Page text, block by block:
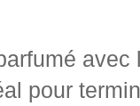
pour